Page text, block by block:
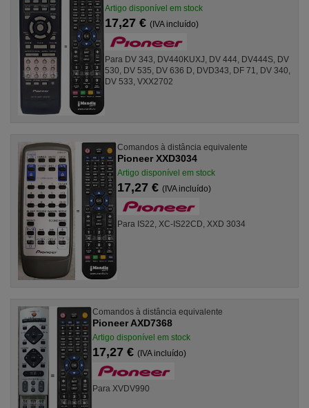
Artigo disponível em stock
17,27 €(IVA incluído)
Para DV 343, DV440KUXJ, DV 444, DV444S, DV
530, DV 535, DV 636 D, DVD343, DF 71, DV 340,
DV 533, VXX2702
Comandos à distância equivalente
Pioneer XXD3034
Artigo disponível em stock
17,27 € (IVA incluído)
Para IS22, XC-IS22CD, XXD 3034
Comandos à distância equivalente
Pioneer AXD7368
Artigo disponível em stock
17,27 €(IVA incluído)
Para XVDV990